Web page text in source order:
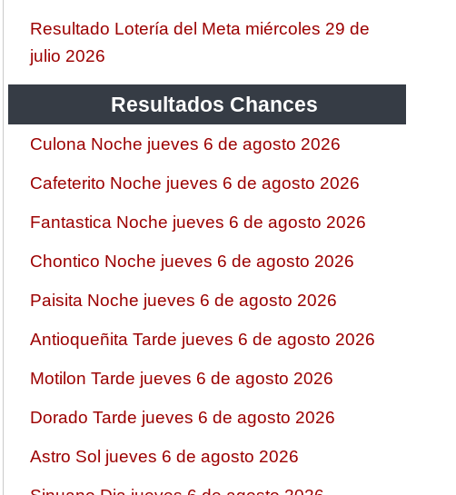
Resultado Lotería del Meta miércoles 29 de
julio 2026
Resultados Chances
Culona Noche jueves 6 de agosto 2026
Cafeterito Noche jueves 6 de agosto 2026
Fantastica Noche jueves 6 de agosto 2026
Chontico Noche jueves 6 de agosto 2026
Paisita Noche jueves 6 de agosto 2026
Antioqueñita Tarde jueves 6 de agosto 2026
Motilon Tarde jueves 6 de agosto 2026
Dorado Tarde jueves 6 de agosto 2026
Astro Sol jueves 6 de agosto 2026